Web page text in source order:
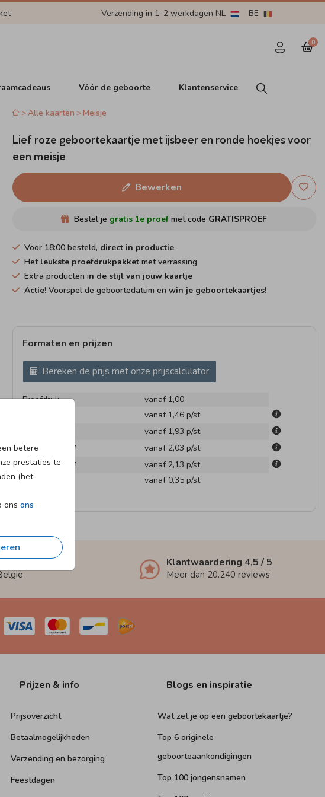
Verzending in 1–2 werkdagen NL BE
0
Vóór de geboorte Klantenservice
betere
prestaties te
(het
ons ons
Alle kaarten Meisje
Lief roze geboortekaartje met ijsbeer en ronde hoekjes voor
een meisje
Bewerken
Bestel je gratis 1e proef met code GRATISPROEF
Voor 18:00 besteld, direct in productie
Het leukste proefdrukpakketmet verrassing
Extra producten in de stijl van jouw kaartje
Actie!Voorspel de geboortedatum en win je geboortekaartjes!
Formaten en prijzen
Bereken de prijs met onze prijscalculator
Proefdruk
vanaf 1,00
vanaf 1,46 p/st
vanaf 1,93 p/st
11.4 × 17.1 cm
vanaf 2,03 p/st
14.4 × 21.6 cm
vanaf 2,13 p/st
Enveloppen
vanaf 0,35 p/st
werkdagen Klantwaardering 4,5 / 5
Meer dan 20.240 reviews
Prijzen & info
Prijsoverzicht
Betaalmogelijkheden
Verzending en bezorging
Feestdagen
Blogs en inspiratie
Wat zet je op een geboortekaartje?
Top 6 originele
geboorteaankondigingen
Top 100 jongensnamen